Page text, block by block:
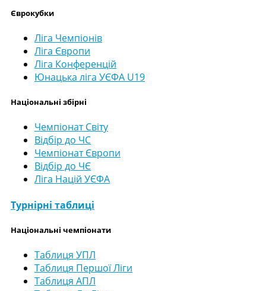
Єврокубки
Ліга Чемпіонів
Ліга Європи
Ліга Конференцій
Юнацька ліга УЄФА U19
Національні збірні
Чемпіонат Світу
Відбір до ЧС
Чемпіонат Європи
Відбір до ЧЄ
Ліга Націй УЄФА
Турнірні таблиці
Національні чемпіонати
Таблиця УПЛ
Таблиця Першої Ліги
Таблиця АПЛ